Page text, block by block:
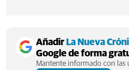
AñadirLa Nueva
Google de forma
Mantente informado con las